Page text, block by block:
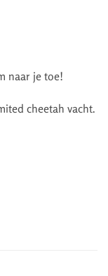
naar je toe!
cheetah vacht.